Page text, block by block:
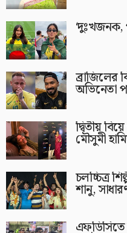
‘দুঃখজনক,
ব্রাজিলের
অভিনেতা
দ্বিতীয়
মৌসুমী
চলচ্চিত্র
শানু,
এফডিসিতে